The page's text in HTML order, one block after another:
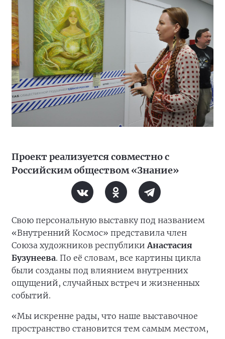
Проект реализуется совместно с
Российским обществом «Знание»
Свою персональную выставку под названием
«Внутренний Космос» представила член
Союза художников республики Анастасия
Бузунеева. По её словам, все картины цикла
были созданы под влиянием внутренних
ощущений, случайных встреч и жизненных
событий.
«Мы искренне рады, что наше выставочное
пространство становится тем самым местом,